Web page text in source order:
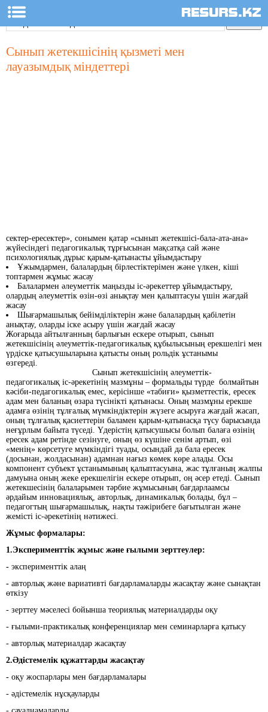
Сынып жетекшісінің қызметі мен
лауазымдық міндеттері
сектер-ересектер», сонымен қатар «сынып жетекшісі-бала-ата-ана»
жүйесіндегі педагогикалық тұрғысынан мақсатқа сай және
психологиялық дұрыс қарым-қатынасты ұйымдастыру
Ұжымдармен, балалардың бірлестіктерімен және үлкен, кіші
топтармен жұмыс жасау
Балалармен әлеуметтік маңызды іс-әрекеттер ұйымдастыру,
олардың әлеуметтік өзін-өзі анықтау мен қалыптасуы үшін жағдай
жасау
Шығармашылық бейімділіктерін және балалардың қабілетін
анықтау, оларды іске асыру үшін жағдай жасау
Жоғарыда айтылғанның барлығын ескере отырып, сынып
жетекшісінің әлеуметтік-педагогикалық құбылысының ерекшелігі мен
үрдіске қатысушыларына қатысты оның рольдік ұстанымы
өзгереді.
Сынып жетекшісінің әлеуметтік-
педагогикалық іс-әрекетінің мазмұны – формальды түрде болмайтын
кәсіби-педагогикалық емес, керісінше «табиғи» қызметтестік, ересек
адам мен баланың өзара түсінікті қатынасы. Оның мазмұны ерекше
адамға өзінің тұлғалық мүмкіндіктерін жүзеге асыруға жағдай жасап,
оның тұлғалық қасиеттерін баламен қарым-қатынасқа түсу барысында
неғұрлым байыта түседі. Үдерістің қатысушысы болып балаға өзінің
ересек адам ретінде сезінуге, оның өз күшіне сенім артып, өзі
«менің» көрсетуге мүмкіндігі туады, осындай да бала ересек
(досынан, жолдасынан) адамнан нағыз көмек көре алады. Осы
компонент субъект ұстанымының қалыптасуына, жас тұлғаның жалпы
дамуына оның жеке ерекшелігін ескере отырып, оң әсер етеді. Сынып
жетекшесінің балаларымен тәрбие жұмысының бағдарлаамсы
әрдайым инновациялық, авторлық, динамикалық болады, бұл –
педагогтың шығармашылық, нақты тәжірибеге бағытылған және
жемісті іс-әрекетінің нәтижесі.
Жұмыс формалары:
1.Эксперименттік жұмыс және ғылыми зерттеулер:
- эксперименттік алаң
- авторлық және вариативті бағдарламаларды жасақтау және сынақтан
өткізу
- зерттеу мәселесі бойынша теориялық материалдарды оқу
- ғылыми-практикалық конференциялар мен семинарларға қатысу
- авторлық материалдар жасақтау
2.Әдістемелік құжаттарды жасақтау
- оқу жоспарлары мен бағдарламалары
- әдістемелік нұсқауларды